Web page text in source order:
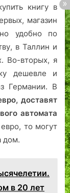
книгу в
магазин
удобно по
в Таллин и
Во-вторых, я
дешевле и
Германии. В
доставят
автомата
то могут
дом.
в 20 лет